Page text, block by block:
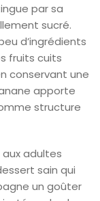
par sa
sucré.
d’ingrédients
fruits cuits
conservant une
apporte
structure
adultes
sain qui
un goûter